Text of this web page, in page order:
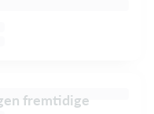
fremtidige